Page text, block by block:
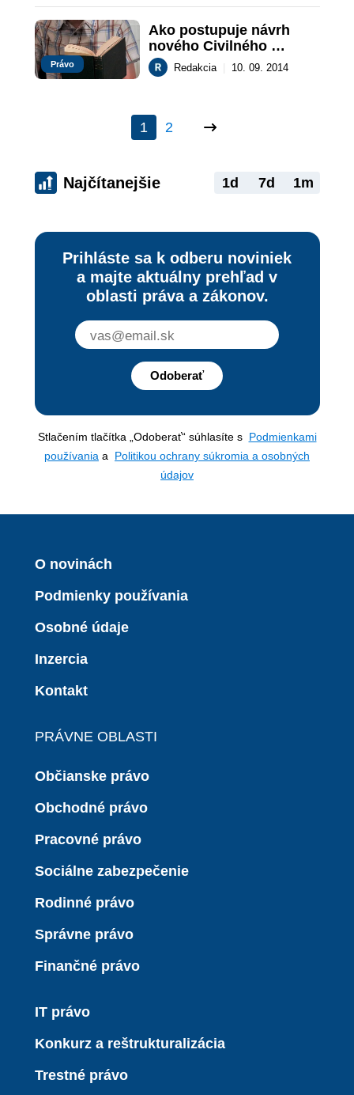
Právo
Ako postupuje návrh
nového Civilného
sporového poriadku?
Redakcia 10. 09. 2014
1 2
Najčítanejšie 1d 7d 1m
Prihláste sa k odberu noviniek
a majte aktuálny prehľad v
oblasti práva a zákonov.
Odoberať
Stlačením tlačítka „Odoberať“ súhlasíte s Podmienkami
používania a Politikou ochrany súkromia a osobných
údajov
O novinách
Podmienky používania
Osobné údaje
Inzercia
Kontakt
PRÁVNE OBLASTI
Občianske právo
Obchodné právo
Pracovné právo
Sociálne zabezpečenie
Rodinné právo
Správne právo
Finančné právo
IT právo
Konkurz a reštrukturalizácia
Trestné právo